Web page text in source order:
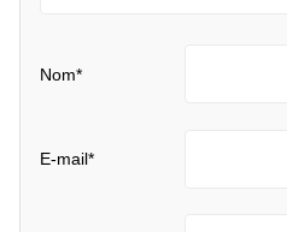
Nom*
E-mail*